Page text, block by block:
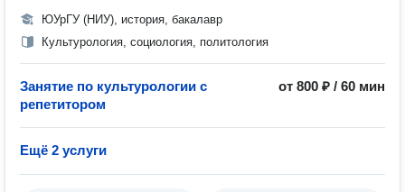
ЮУрГУ (НИУ), история, бакалавр
Культурология, социология, политология
Занятие по культурологии с
репетитором
от 800 ₽ / 60 мин
Ещё 2 услуги